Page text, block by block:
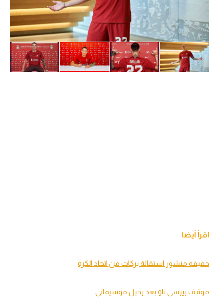
اقرأ أيضا
حقيقة منشور استقالة بركات من اتحاد الكرة
موقف بيرسي تاو بعد رحيل موسيماني